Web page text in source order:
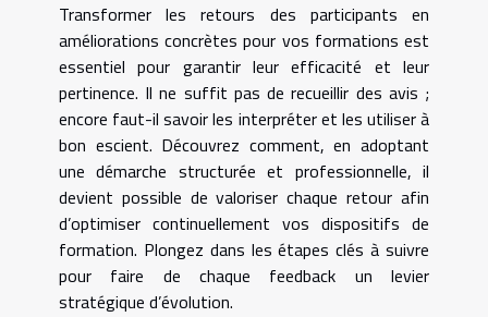
Transformer les retours des participants en
améliorations concrètes pour vos formations est
essentiel pour garantir leur efficacité et leur
pertinence. Il ne suffit pas de recueillir des avis ;
encore faut-il savoir les interpréter et les utiliser à
bon escient. Découvrez comment, en adoptant
une démarche structurée et professionnelle, il
devient possible de valoriser chaque retour afin
d’optimiser continuellement vos dispositifs de
formation. Plongez dans les étapes clés à suivre
pour faire de chaque feedback un levier
stratégique d’évolution.